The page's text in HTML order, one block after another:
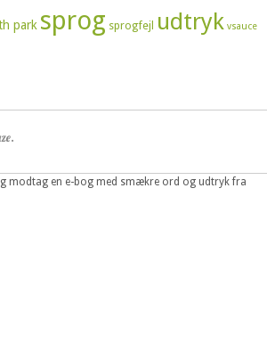
park sprog sprogfejl udtryk vsauce
modtag en e-bog med smækre ord og udtryk fra